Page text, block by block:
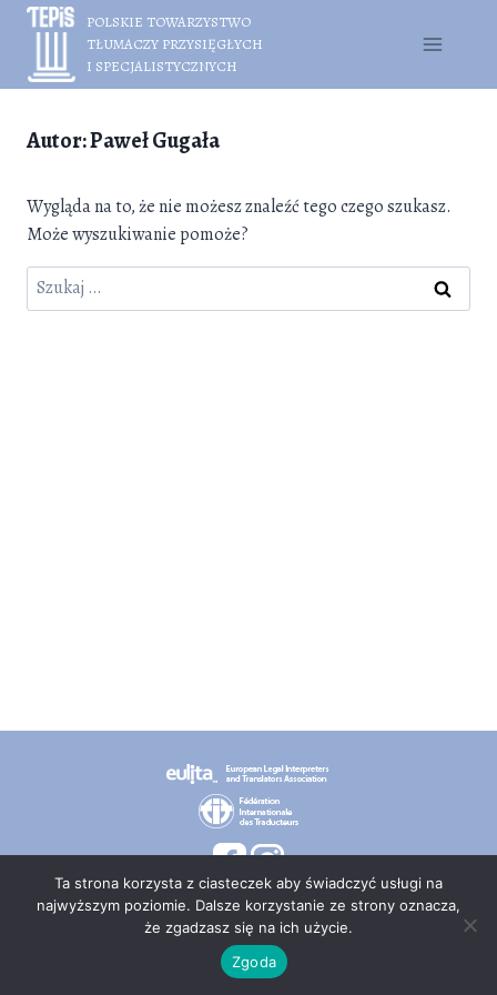
Przejdź
treści
POLSKIE TOWARZYSTWO
TŁUMACZY PRZYSIĘGŁYCH
I SPECJALISTYCZNYCH
Autor: Paweł Gugała
Wygląda na to, że nie możesz znaleźć tego czego szukasz.
Może wyszukiwanie pomoże?
Szukaj:
© 2026 PT TEPIS
Ta strona korzysta z ciasteczek aby świadczyć usługi na
najwyższym poziomie. Dalsze korzystanie ze strony oznacza,
że zgadzasz się na ich użycie.
Zgoda